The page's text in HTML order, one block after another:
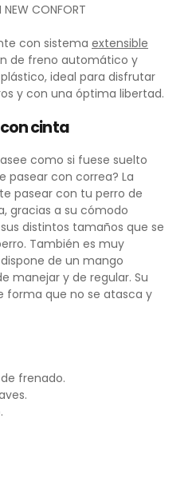
NEW CONFORT
con sistema extensible
de freno automático y
ideal para disfrutar
y con una óptima libertad.
cinta
como si fuese suelto
pasear con correa? La
pasear con tu perro de
gracias a su cómodo
distintos tamaños que se
También es muy
de un mango
manejar y de regular. Su
forma que no se atasca y
frenado.